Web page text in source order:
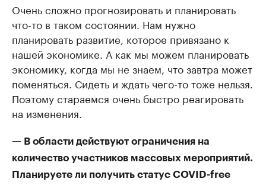
Очень сложно прогнозировать и планировать
что-то в таком состоянии. Нам нужно
планировать развитие, которое привязано к
нашей экономике. А как мы можем планировать
экономику, когда мы не знаем, что завтра может
поменяться. Сидеть и ждать чего-то тоже нельзя.
Поэтому стараемся очень быстро реагировать
на изменения.
— В области действуют ограничения на
количество участников массовых мероприятий.
Планируете ли получить статус COVID-free